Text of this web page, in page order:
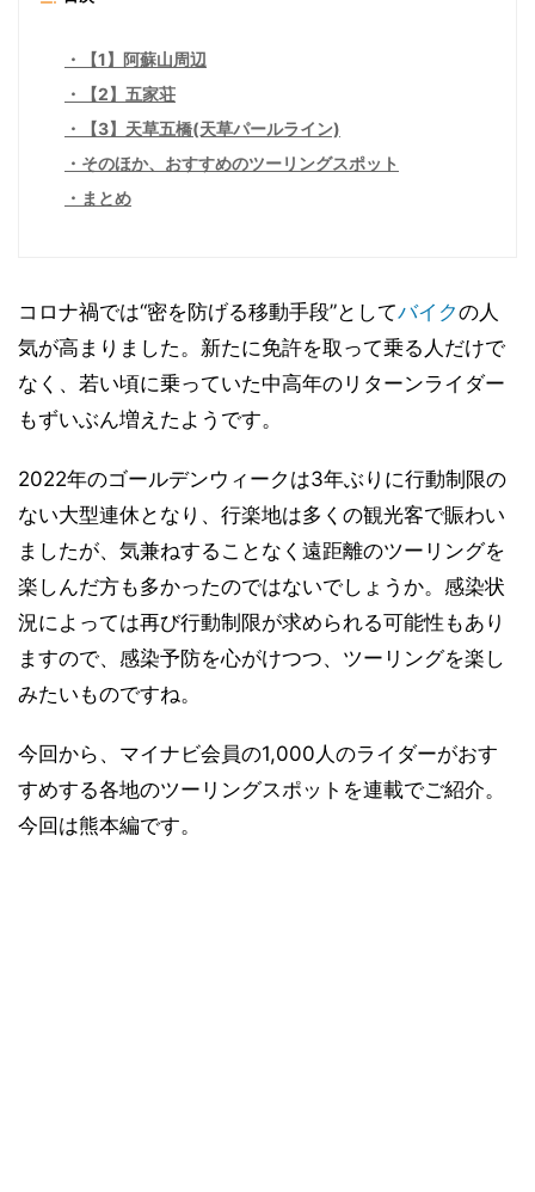
【1】阿蘇山周辺
【2】五家荘
【3】天草五橋(天草パールライン)
そのほか、おすすめのツーリングスポット
まとめ
コロナ禍では“密を防げる移動手段”としてバイクの人
気が高まりました。新たに免許を取って乗る人だけで
なく、若い頃に乗っていた中高年のリターンライダー
もずいぶん増えたようです。
2022年のゴールデンウィークは3年ぶりに行動制限の
ない大型連休となり、行楽地は多くの観光客で賑わい
ましたが、気兼ねすることなく遠距離のツーリングを
楽しんだ方も多かったのではないでしょうか。感染状
況によっては再び行動制限が求められる可能性もあり
ますので、感染予防を心がけつつ、ツーリングを楽し
みたいものですね。
今回から、マイナビ会員の1,000人のライダーがおす
すめする各地のツーリングスポットを連載でご紹介。
今回は熊本編です。